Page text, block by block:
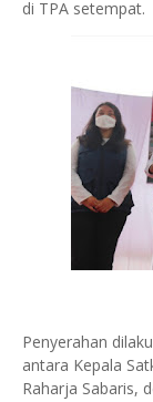
di TPA setempat.
Penyerahan
antara Kepala
Raharja Sabaris,